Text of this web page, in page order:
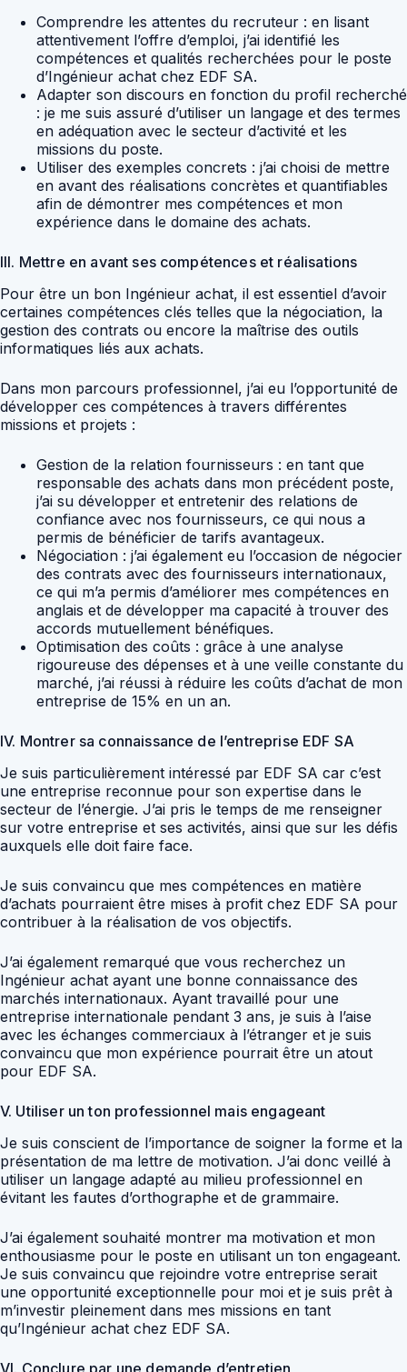
Comprendre les attentes du recruteur : en lisant
attentivement l’offre d’emploi, j’ai identifié les
compétences et qualités recherchées pour le poste
d’Ingénieur achat chez EDF SA.
Adapter son discours en fonction du profil recherché
: je me suis assuré d’utiliser un langage et des termes
en adéquation avec le secteur d’activité et les
missions du poste.
Utiliser des exemples concrets : j’ai choisi de mettre
en avant des réalisations concrètes et quantifiables
afin de démontrer mes compétences et mon
expérience dans le domaine des achats.
III. Mettre en avant ses compétences et réalisations
Pour être un bon Ingénieur achat, il est essentiel d’avoir
certaines compétences clés telles que la négociation, la
gestion des contrats ou encore la maîtrise des outils
informatiques liés aux achats.
Dans mon parcours professionnel, j’ai eu l’opportunité de
développer ces compétences à travers différentes
missions et projets :
Gestion de la relation fournisseurs : en tant que
responsable des achats dans mon précédent poste,
j’ai su développer et entretenir des relations de
confiance avec nos fournisseurs, ce qui nous a
permis de bénéficier de tarifs avantageux.
Négociation : j’ai également eu l’occasion de négocier
des contrats avec des fournisseurs internationaux,
ce qui m’a permis d’améliorer mes compétences en
anglais et de développer ma capacité à trouver des
accords mutuellement bénéfiques.
Optimisation des coûts : grâce à une analyse
rigoureuse des dépenses et à une veille constante du
marché, j’ai réussi à réduire les coûts d’achat de mon
entreprise de 15% en un an.
IV. Montrer sa connaissance de l’entreprise EDF SA
Je suis particulièrement intéressé par EDF SA car c’est
une entreprise reconnue pour son expertise dans le
secteur de l’énergie. J’ai pris le temps de me renseigner
sur votre entreprise et ses activités, ainsi que sur les défis
auxquels elle doit faire face.
Je suis convaincu que mes compétences en matière
d’achats pourraient être mises à profit chez EDF SA pour
contribuer à la réalisation de vos objectifs.
J’ai également remarqué que vous recherchez un
Ingénieur achat ayant une bonne connaissance des
marchés internationaux. Ayant travaillé pour une
entreprise internationale pendant 3 ans, je suis à l’aise
avec les échanges commerciaux à l’étranger et je suis
convaincu que mon expérience pourrait être un atout
pour EDF SA.
V. Utiliser un ton professionnel mais engageant
Je suis conscient de l’importance de soigner la forme et la
présentation de ma lettre de motivation. J’ai donc veillé à
utiliser un langage adapté au milieu professionnel en
évitant les fautes d’orthographe et de grammaire.
J’ai également souhaité montrer ma motivation et mon
enthousiasme pour le poste en utilisant un ton engageant.
Je suis convaincu que rejoindre votre entreprise serait
une opportunité exceptionnelle pour moi et je suis prêt à
m’investir pleinement dans mes missions en tant
qu’Ingénieur achat chez EDF SA.
VI. Conclure par une demande d’entretien